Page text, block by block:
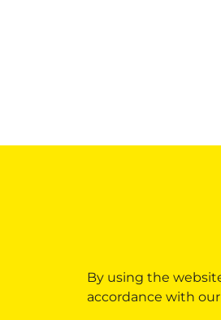
By using the
accordance with our